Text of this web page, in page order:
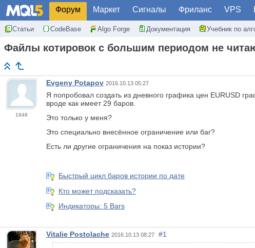
Форум Маркет Сигналы Фриланс VPS
Статьи CodeBase Algo Forge Документация Учебник по
Файлы котировок с большим периодом не
1948
Evgeny Potapov 2016.10.13 05:27
Я попробовал создать из дневного графика цен EURUSD
вроде как имеет 29 баров.
Это только у меня?
Это специально внесённое ограничение или баг?
Есть ли другие ограничения на показ истории?
Быстрый цикл баров истории по дате
Кто может подсказать?
Индикаторы: 5 Bars
Vitalie Postolache 2016.10.13 08:27 #1